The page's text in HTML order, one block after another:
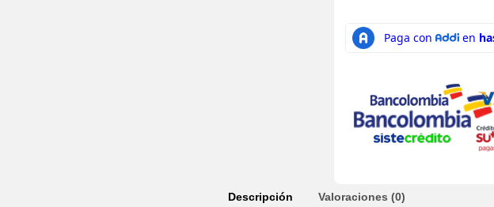
Descripción Valoraciones (0)